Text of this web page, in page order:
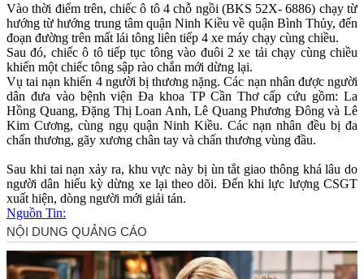
Vào thời điểm trên, chiếc ô tô 4 chỗ ngồi (BKS 52X- 6886) chạy từ
hướng từ hướng trung tâm quận Ninh Kiều về quận Bình Thủy, đến
đoạn đường trên mất lái tông liên tiếp 4 xe máy chạy cùng chiều.
Sau đó, chiếc ô tô tiếp tục tông vào đuôi 2 xe tải chạy cùng chiều
khiến một chiếc tông sập rào chắn mới dừng lại.
Vụ tai nạn khiến 4 người bị thương nặng. Các nạn nhân được người
dân đưa vào bệnh viện Đa khoa TP Cần Thơ cấp cứu gồm: La
Hồng Quang, Đặng Thị Loan Anh, Lê Quang Phương Đông và Lê
Kim Cương, cùng ngụ quận Ninh Kiều. Các nạn nhân đều bị đa
chấn thương, gãy xương chân tay và chấn thương vùng đầu.
Sau khi tai nạn xảy ra, khu vực này bị ùn tắt giao thông khá lâu do
người dân hiếu kỳ dừng xe lại theo dõi. Đến khi lực lượng CSGT
xuất hiện, dòng người mới giải tán.
Nguồn Tin: